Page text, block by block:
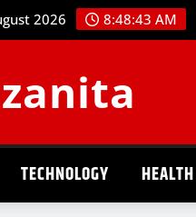
2026 8:48:44 AM
TECHNOLOGY HEALTH